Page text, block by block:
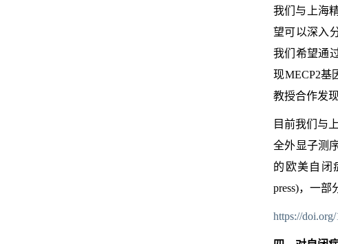
我们与上海
望可以深入
我们希望通
现MECP2基
教授合作发
目前我们与
全外显子测
的欧美自闭
press)，一部
https://